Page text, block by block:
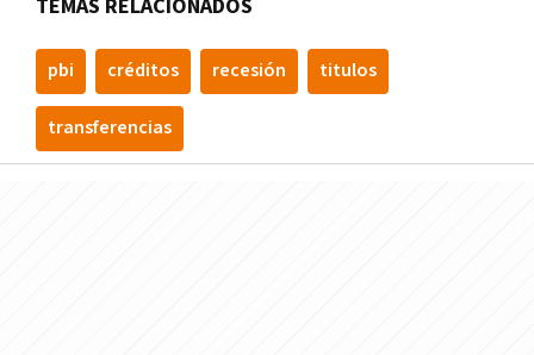
TEMAS RELACIONADOS
pbi créditos recesión titulos
transferencias